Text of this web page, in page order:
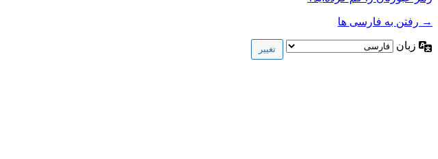
→ رفتن به فارسی ها
زبان